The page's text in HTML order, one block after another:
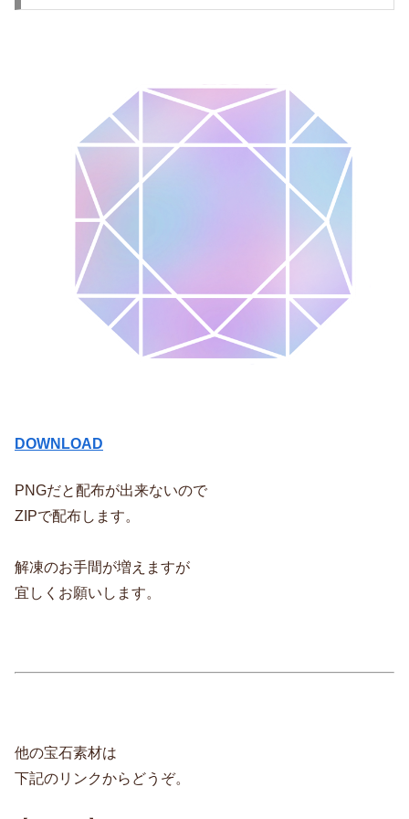
DOWNLOAD
PNGだと配布が出来ないので
ZIPで配布します。
解凍のお手間が増えますが
宜しくお願いします。
他の宝石素材は
下記のリンクからどうぞ。